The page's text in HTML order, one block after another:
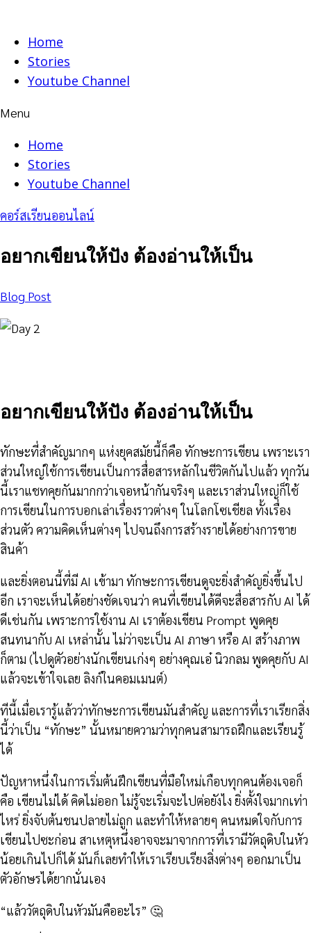
contentHome
Stories
Youtube Channel
Menu
Home
Stories
Youtube Channel
คอร์สเรียนออนไลน์
อยากเขียนให้ปัง ต้องอ่านให้เป็น
Blog Post
อยากเขียนให้ปัง ต้องอ่านให้เป็น
ทักษะที่สำคัญมากๆ แห่งยุคสมัยนี้ก็คือ ทักษะการเขียน เพราะเรา
ส่วนใหญ่ใช้การเขียนเป็นการสื่อสารหลักในชีวิตกันไปแล้ว ทุกวัน
นี้เราแชทคุยกันมากกว่าเจอหน้ากันจริงๆ และเราส่วนใหญ่ก็ใช้
การเขียนในการบอกเล่าเรื่องราวต่างๆ ในโลกโซเชียล ทั้งเรื่อง
ส่วนตัว ความคิดเห็นต่างๆ ไปจนถึงการสร้างรายได้อย่างการขาย
สินค้า
และยิ่งตอนนี้ที่มี AI เข้ามา ทักษะการเขียนดูจะยิ่งสำคัญยิ่งขึ้นไป
อีก เราจะเห็นได้อย่างชัดเจนว่า คนที่เขียนได้ดีจะสื่อสารกับ AI ได้
ดีเช่นกัน เพราะการใช้งาน AI เราต้องเขียน Prompt พูดคุย
สนทนากับ AI เหล่านั้น ไม่ว่าจะเป็น AI ภาษา หรือ AI สร้างภาพ
ก็ตาม (ไปดูตัวอย่างนักเขียนเก่งๆ อย่างคุณเอ๋ นิวกลม พูดคุยกับ AI
แล้วจะเข้าใจเลย ลิงก์ในคอมเมนต์)
ทีนี้เมื่อเรารู้แล้วว่าทักษะการเขียนมันสำคัญ และการที่เราเรียกสิ่ง
นี้ว่าเป็น “ทักษะ” นั้นหมายความว่าทุกคนสามารถฝึกและเรียนรู้
ได้
ปัญหาหนึ่งในการเริ่มต้นฝึกเขียนที่มือใหม่เกือบทุกคนต้องเจอก็
คือ เขียนไม่ได้ คิดไม่ออก ไม่รู้จะเริ่มจะไปต่อยังไง ยิ่งตั้งใจมากเท่า
ไหร่ ยิ่งจับต้นชนปลายไม่ถูก และทำให้หลายๆ คนหมดใจกับการ
เขียนไปซะก่อน สาเหตุหนึ่งอาจจะมาจากการที่เรามีวัตถุดิบในหัว
น้อยเกินไปก็ได้ มันก็เลยทำให้เราเรียบเรียงสิ่งต่างๆ ออกมาเป็น
ตัวอักษรได้ยากนั่นเอง
“แล้ววัตถุดิบในหัวมันคืออะไร” 🤔